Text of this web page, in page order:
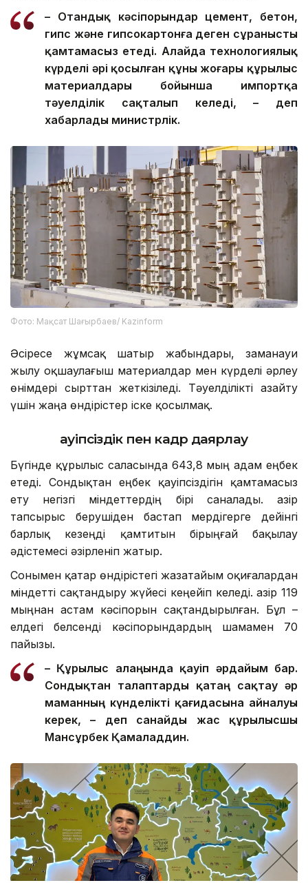
– Отандық кәсіпорындар цемент, бетон,
гипс және гипсокартонға деген сұранысты
қамтамасыз етеді. Алайда технологиялық
күрделі әрі қосылған құны жоғары құрылыс
материалдары бойынша импортқа
тәуелділік сақталып келеді, – деп
хабарлады министрлік.
Фото: Мақсат Шағырбаев/ Kazinform
Әсіресе жұмсақ шатыр жабындары, заманауи
жылу оқшаулағыш материалдар мен күрделі әрлеу
өнімдері сырттан жеткізіледі. Тәуелділікті азайту
үшін жаңа өндірістер іске қосылмақ.
Қауіпсіздік пен кадр даярлау
Бүгінде құрылыс саласында 643,8 мың адам еңбек
етеді. Сондықтан еңбек қауіпсіздігін қамтамасыз
ету негізгі міндеттердің бірі саналады. Қазір
тапсырыс берушіден бастап мердігерге дейінгі
барлық кезеңді қамтитын бірыңғай бақылау
әдістемесі әзірленіп жатыр.
Сонымен қатар өндірістегі жазатайым оқиғалардан
міндетті сақтандыру жүйесі кеңейіп келеді. Қазір 119
мыңнан астам кәсіпорын сақтандырылған. Бұл –
елдегі белсенді кәсіпорындардың шамамен 70
пайызы.
– Құрылыс алаңында қауіп әрдайым бар.
Сондықтан талаптарды қатаң сақтау әр
маманның күнделікті қағидасына айналуы
керек, – деп санайды жас құрылысшы
Мансұрбек Қамаладдин.